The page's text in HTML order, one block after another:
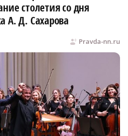
столетия со дня
А. Д. Сахарова
Pravda-nn.ru